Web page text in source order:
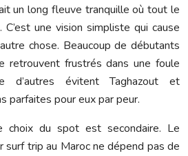
un long fleuve tranquille où tout le
une vision simpliste qui cause
chose. Beaucoup de débutants
retrouvent frustrés dans une foule
d’autres évitent Taghazout et
parfaites pour eux par peur.
choix du spot est secondaire. Le
surf trip au Maroc ne dépend pas de